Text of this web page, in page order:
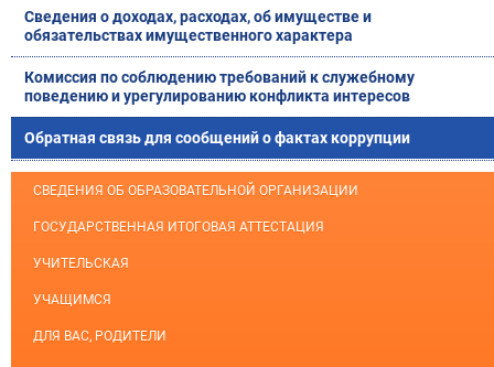
Сведения о доходах, расходах, об имуществе и
обязательствах имущественного характера
Комиссия по соблюдению требований к служебному
поведению и урегулированию конфликта интересов
Обратная связь для сообщений о фактах коррупции
СВЕДЕНИЯ ОБ ОБРАЗОВАТЕЛЬНОЙ ОРГАНИЗАЦИИ
ГОСУДАРСТВЕННАЯ ИТОГОВАЯ АТТЕСТАЦИЯ
УЧИТЕЛЬСКАЯ
УЧАЩИМСЯ
ДЛЯ ВАС, РОДИТЕЛИ